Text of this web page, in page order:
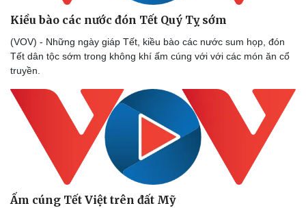
Kiều bào các nước đón Tết Quý Tỵ sớm
(VOV) - Những ngày giáp Tết, kiều bào các nước sum họp, đón
Tết dân tộc sớm trong không khí ấm cúng với với các món ăn cổ
truyền.
Ấm cúng Tết Việt trên đất Mỹ